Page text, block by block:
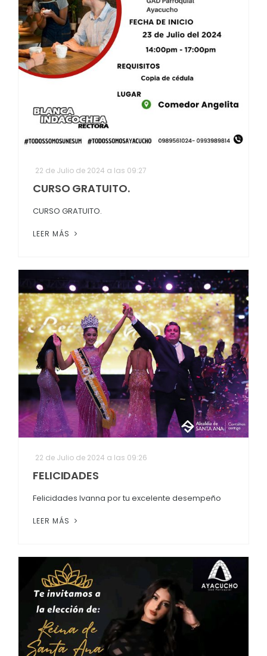
22 de Julio de 2024 a las 09:27
CURSO GRATUITO.
CURSO GRATUITO.
LEER MÁS
22 de Julio de 2024 a las 09:26
FELICIDADES
Felicidades Ivanna por tu excelente desempeño
LEER MÁS